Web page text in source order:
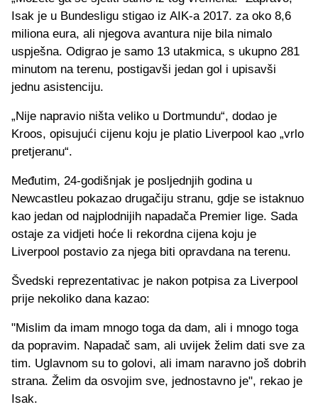
Isak je u Bundesligu stigao iz AIK-a 2017. za oko 8,6
miliona eura, ali njegova avantura nije bila nimalo
uspješna. Odigrao je samo 13 utakmica, s ukupno 281
minutom na terenu, postigavši ​​jedan gol i upisavši
jednu asistenciju.
„Nije napravio ništa veliko u Dortmundu“, dodao je
Kroos, opisujući cijenu koju je platio Liverpool kao „vrlo
pretjeranu“.
Međutim, 24-godišnjak je posljednjih godina u
Newcastleu pokazao drugačiju stranu, gdje se istaknuo
kao jedan od najplodnijih napadača Premier lige. Sada
ostaje za vidjeti hoće li rekordna cijena koju je
Liverpool postavio za njega biti opravdana na terenu.
Švedski reprezentativac je nakon potpisa za Liverpool
prije nekoliko dana kazao:
"Mislim da imam mnogo toga da dam, ali i mnogo toga
da popravim. Napadač sam, ali uvijek želim dati sve za
tim. Uglavnom su to golovi, ali imam naravno još dobrih
strana. Želim da osvojim sve, jednostavno je", rekao je
Isak.